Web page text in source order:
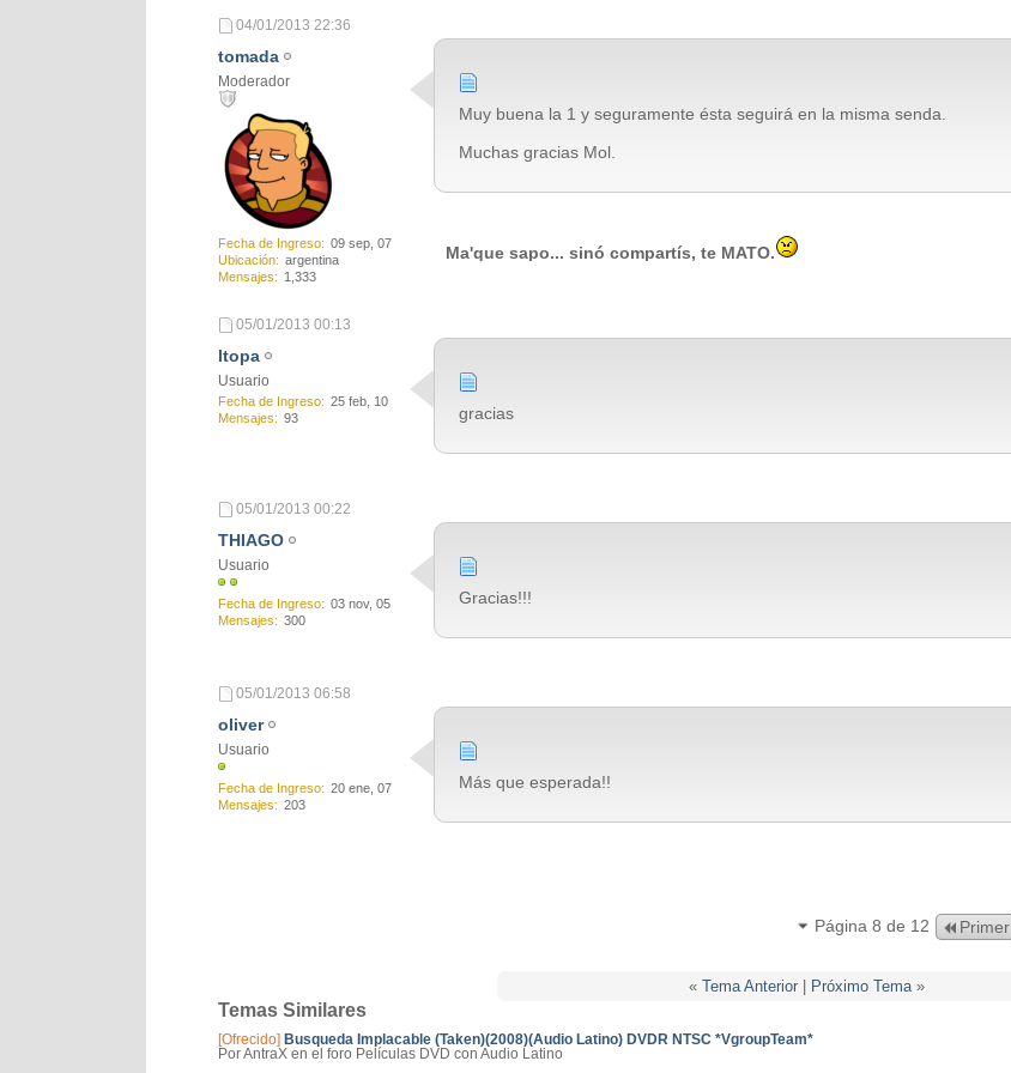
04/01/2013 22:36
tomada
Moderador
Fecha de Ingreso
09 sep, 07
Ubicación
argentina
Mensajes
1,333
Muy buena la 1 y seguramente ésta seguirá en la misma senda.
Muchas gracias Mol.
Ma'que sapo... sinó compartís, te MATO.
05/01/2013 00:13
ltopa
Usuario
Fecha de Ingreso
25 feb, 10
Mensajes
93 gracias
05/01/2013 00:22
THIAGO
Usuario
Fecha de Ingreso
03 nov, 05
Mensajes
300
Gracias!!!
05/01/2013 06:58
oliver
Usuario
Fecha de Ingreso
20 ene, 07
Mensajes
203
Más que esperada!!
Página 8 de 12 Primer
« Tema Anterior| Próximo Tema »
Temas Similares
[Ofrecido] Busqueda Implacable (Taken)(2008)(Audio Latino) DVDR NTSC *VgroupTeam*
Por AntraX en el foro Películas DVD con Audio Latino